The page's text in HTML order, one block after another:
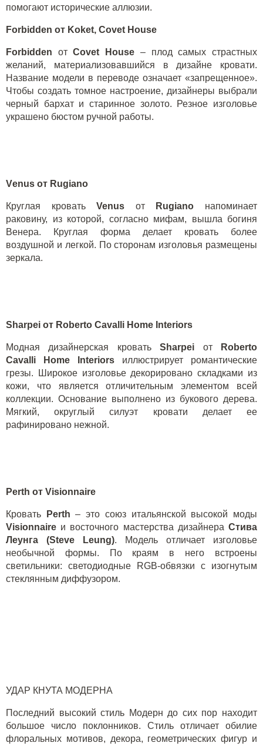
помогают исторические аллюзии.
Forbidden от Koket, Covet House
Forbidden отCovet House – плод самых страстных
желаний, материализовавшийся в дизайне кровати.
Название модели в переводе означает «запрещенное».
Чтобы создать томное настроение, дизайнеры выбрали
черный бархат и старинное золото. Резное изголовье
украшено бюстом ручной работы.
Venus от Rugiano
Круглая кроватьVenus от Rugiano
напоминает
раковину, из которой, согласно мифам, вышла богиня
Венера. Круглая форма делает кровать более
воздушной и легкой. По сторонам изголовья размещены
зеркала.
Sharpei от Roberto Cavalli Home Interiors
Модная дизайнерская кроватьSharpei от
Roberto
Cavalli
Home Interiors иллюстрирует романтические
грезы. Широкое изголовье декорировано складками из
кожи, что является отличительным элементом всей
коллекции. Основание выполнено из букового дерева.
Мягкий, округлый силуэт кровати делает ее
рафинировано нежной.
Perth от Visionnaire
Кровать Perth – это союз итальянской высокой моды
Visionnaire и восточного мастерства дизайнераСтива
Леунга (Steve Leung). Модель отличает изголовье
необычной формы. По краям в него встроены
светильники: светодиодные RGB-обвязки с изогнутым
стеклянным диффузором.
УДАР КНУТА МОДЕРНА
Последний высокий стиль Модерн до сих пор находит
большое число поклонников. Стиль отличает обилие
флоральных мотивов, декора, геометрических фигур и